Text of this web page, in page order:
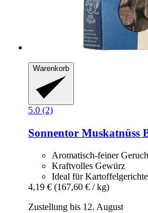
Warenkorb
5.0 (2)
Sonnentor Muskatnüss
Aromatisch-feiner Geruch
Kraftvolles Gewürz
Ideal für Kartoffelgerichte
4,19 € (167,60 € / kg)
Zustellung bis 12. August